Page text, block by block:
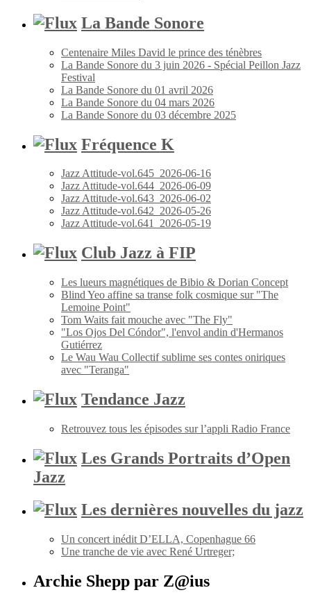
La Bande Sonore
Centenaire Miles David le prince des ténèbres
La Bande Sonore du 3 juin 2026 - Spécial Peillon Jazz
Festival
La Bande Sonore du 01 avril 2026
La Bande Sonore du 04 mars 2026
La Bande Sonore du 03 décembre 2025
Fréquence K
Jazz Attitude-vol.645_2026-06-16
Jazz Attitude-vol.644_2026-06-09
Jazz Attitude-vol.643_2026-06-02
Jazz Attitude-vol.642_2026-05-26
Jazz Attitude-vol.641_2026-05-19
Club Jazz à FIP
Les lueurs magnétiques de Bibio & Dorian Concept
Blind Yeo affine sa transe folk cosmique sur "The
Lemoine Point"
Tom Waits fait mouche avec "The Fly"
"Los Ojos Del Cóndor", l'envol andin d'Hermanos
Gutiérrez
Le Wau Wau Collectif sublime ses contes oniriques
avec "Teranga"
Tendance Jazz
Retrouvez tous les épisodes sur l’appli Radio France
Les Grands Portraits d’Open
Jazz
Les dernières nouvelles du jazz
Un concert inédit D’ELLA, Copenhague 66
Une tranche de vie avec René Urtreger;
Archie Shepp par Z@ius